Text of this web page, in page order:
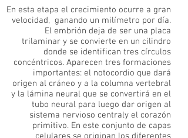
En esta etapa el crecimiento ocurre a gran
velocidad, ganando un milímetro por día.
El embrión deja de ser una placa
trilaminar y se convierte en un cilindro
donde se identifican tres círculos
concéntricos. Aparecen tres formaciones
importantes: el notocordio que dará
origen al cráneo y a la columna vertebral
y la lámina neural que se convertirá en el
tubo neural para luego dar origen al
sistema nervioso centraly el corazón
primitivo. En este conjunto de capas